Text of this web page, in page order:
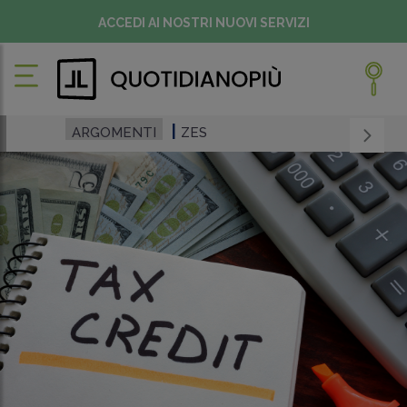
ACCEDI AI NOSTRI NUOVI SERVIZI
ARGOMENTI ZES